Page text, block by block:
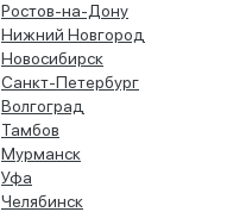
Ростов-на-Дону
Нижний Новгород
Новосибирск
Санкт-Петербург
Волгоград
Тамбов
Мурманск
Уфа
Челябинск